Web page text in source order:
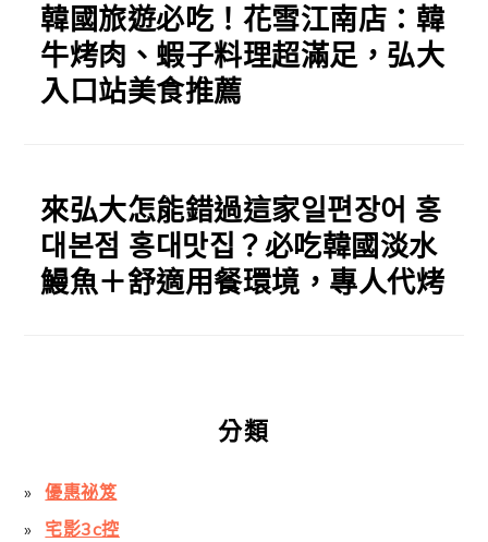
韓國旅遊必吃！花雪江南店：韓
牛烤肉、蝦子料理超滿足，弘大
入口站美食推薦
來弘大怎能錯過這家일편장어 홍
대본점 홍대맛집？必吃韓國淡水
鰻魚＋舒適用餐環境，專人代烤
分類
優惠祕笈
宅影3c控